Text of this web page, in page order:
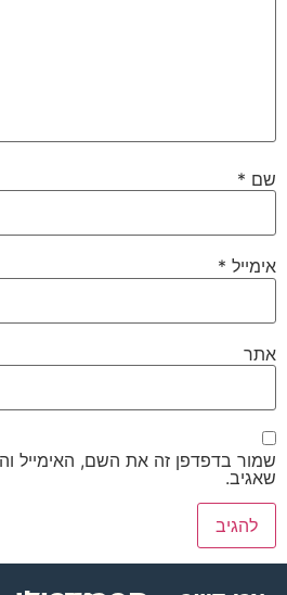
שם *
אימייל *
אתר
שמור בדפדפן זה את השם, האימייל
שאגיב.